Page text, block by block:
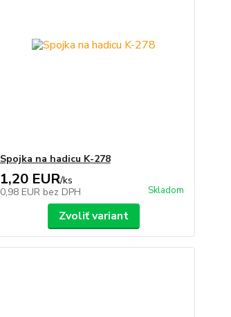
Spojka na hadicu K-278
1,20 EUR/ks
0,98 EUR bez DPH Skladom
Zvoliť variant